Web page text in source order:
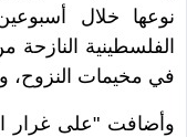
نوعها خلال
الفلسطينية
في مخيمات
وأضافت "على غرار